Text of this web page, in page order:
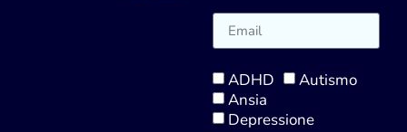
ADHD
Autismo
Ansia
Depressione